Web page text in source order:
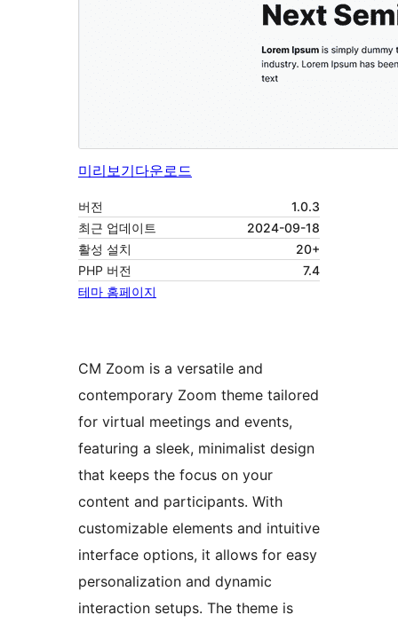
미리보기다운로드
버전
1.0.3
최근 업데이트
2024-09-18
활성 설치
20+
PHP 버전
7.4
테마 홈페이지
CM Zoom is a versatile and
contemporary Zoom theme tailored
for virtual meetings and events,
featuring a sleek, minimalist design
that keeps the focus on your
content and participants. With
customizable elements and intuitive
interface options, it allows for easy
personalization and dynamic
interaction setups. The theme is